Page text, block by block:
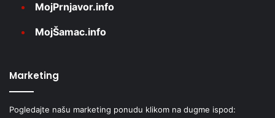
MojPrnjavor.info
MojŠamac.info
Marketing
Pogledajte našu marketing ponudu klikom na dugme ispod: